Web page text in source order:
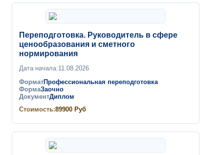
Переподготовка. Руководитель в сфере
ценообразования и сметного
нормирования
Дата начала:11.08.2026
ФорматПрофессиональная переподготовка
ФормаЗаочно
ДокументДиплом
Стоимость:89900 Руб